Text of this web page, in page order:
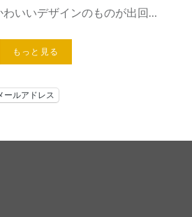
わいいデザインのものが出回…
もっと見る
ールアドレス